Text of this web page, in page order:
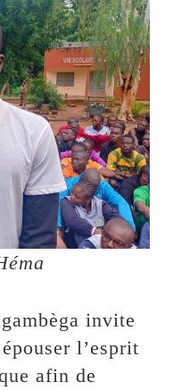
invite
l’esprit
afin de